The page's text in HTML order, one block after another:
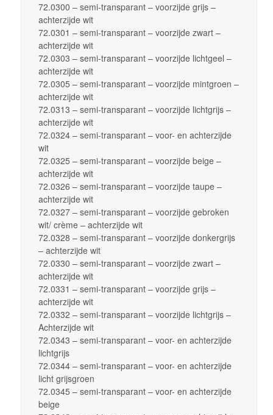
72.0300 – semi-transparant – voorzijde grijs –
achterzijde wit
72.0301 – semi-transparant – voorzijde zwart –
achterzijde wit
72.0303 – semi-transparant – voorzijde lichtgeel –
achterzijde wit
72.0305 – semi-transparant – voorzijde mintgroen –
achterzijde wit
72.0313 – semi-transparant – voorzijde lichtgrijs –
achterzijde wit
72.0324 – semi-transparant – voor- en achterzijde
wit
72.0325 – semi-transparant – voorzijde beige –
achterzijde wit
72.0326 – semi-transparant – voorzijde taupe –
achterzijde wit
72.0327 – semi-transparant – voorzijde gebroken
wit/ crème – achterzijde wit
72.0328 – semi-transparant – voorzijde donkergrijs
– achterzijde wit
72.0330 – semi-transparant – voorzijde zwart –
achterzijde wit
72.0331 – semi-transparant – voorzijde grijs –
achterzijde wit
72.0332 – semi-transparant – voorzijde lichtgrijs –
Achterzijde wit
72.0343 – semi-transparant – voor- en achterzijde
lichtgrijs
72.0344 – semi-transparant – voor- en achterzijde
licht grijsgroen
72.0345 – semi-transparant – voor- en achterzijde
beige